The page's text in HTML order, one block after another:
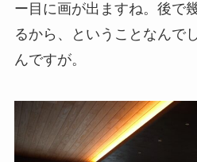
ー目に画が出ますね。後で
るから、ということなんで
んですが。